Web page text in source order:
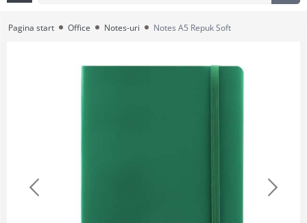
Pagina start Office Notes-uri Notes A5 Repuk Soft